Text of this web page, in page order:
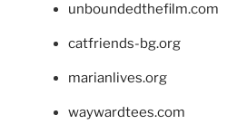
unboundedthefilm.com
catfriends-bg.org
marianlives.org
waywardtees.com